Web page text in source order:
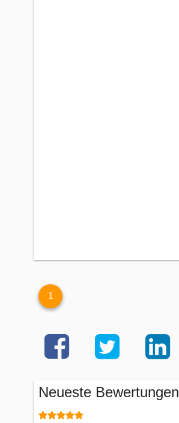
1
Neueste Bewertungen